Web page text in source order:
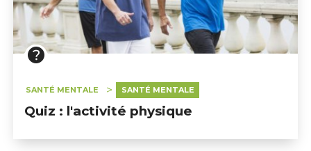
SANTÉ MENTALE SANTÉ MENTALE
Quiz : l'activité physique